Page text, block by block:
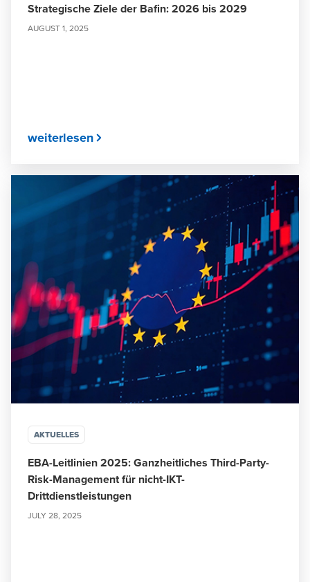
Strategische Ziele der Bafin: 2026 bis 2029
AUGUST 1, 2025
weiterlesen
AKTUELLES
EBA-Leitlinien 2025: Ganzheitliches Third-Party-
Risk-Management für nicht-IKT-
Drittdienstleistungen
JULY 28, 2025